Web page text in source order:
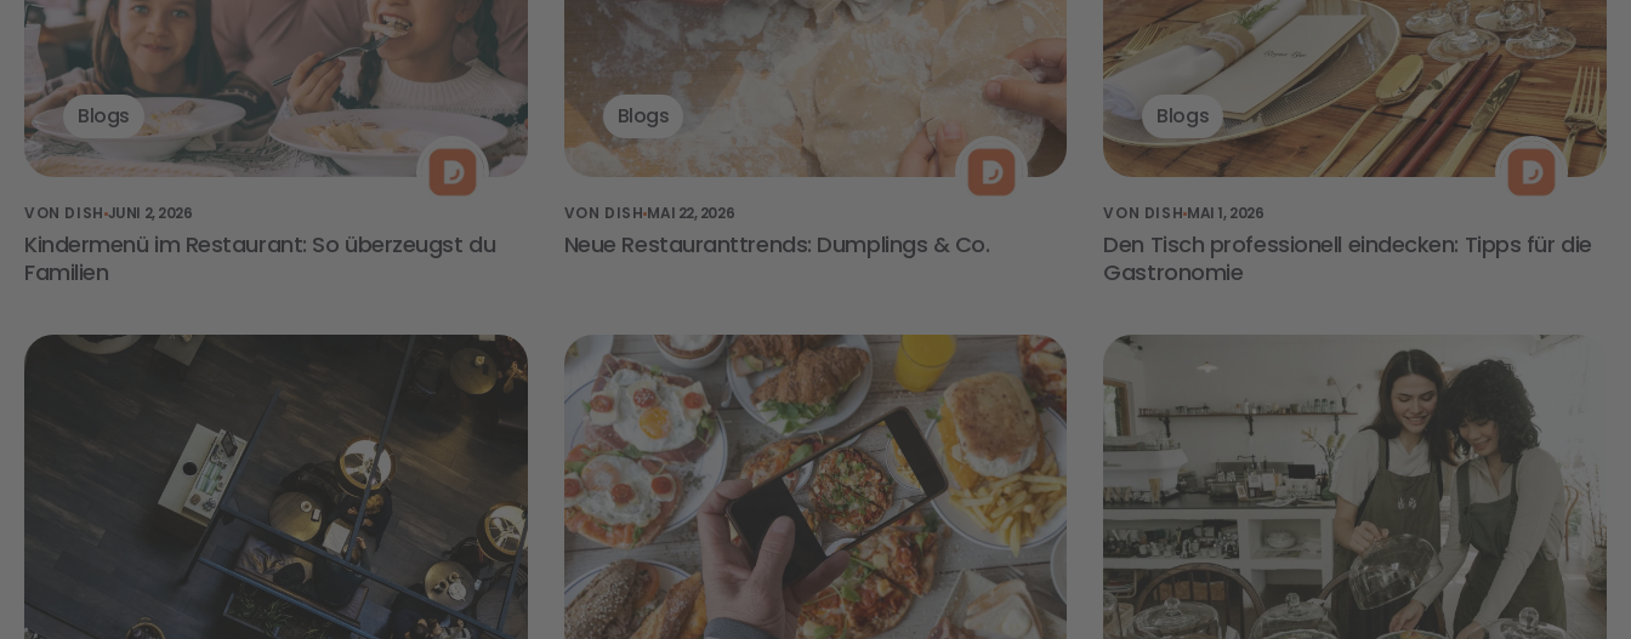
Blogs
VON DISH JUNI 2, 2026
Kindermenü im Restaurant: So überzeugst du
Familien
Blogs
VON DISH MAI 22, 2026
Neue Restauranttrends: Dumplings & Co.
Blogs
VON DISH MAI 1, 2026
Den Tisch professionell eindecken: Tipps für die
Gastronomie